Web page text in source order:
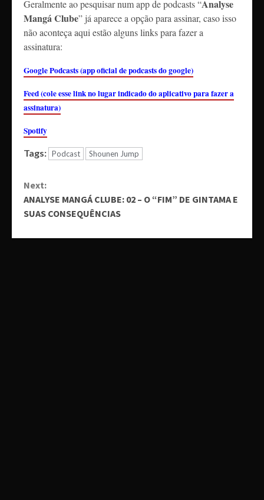
Geralmente ao pesquisar num app de podcasts “Analyse
Mangá Clube” já aparece a opção para assinar, caso isso
não aconteça aqui estão alguns links para fazer a
assinatura:
Google Podcasts (app oficial de podcasts do google)
Feed (cole esse link no lugar indicado do aplicativo para fazer a
assinatura)
Spotify
Tags: Podcast Shounen Jump
Continue
Reading
Next:
ANALYSE MANGÁ CLUBE: 02 – O “FIM” DE GINTAMA E
SUAS CONSEQUÊNCIAS